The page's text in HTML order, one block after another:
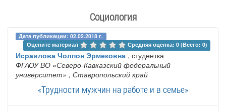
Социология
Дата публикации: 02.02.2018 г.
Оцените материал
Средняя оценка: 0 (Всего: 0)
Исраилова Чолпон Эрмековна , студентка
ФГАОУ ВО «Северо-Кавказский федеральный
университет» , Ставропольский край
«Трудности мужчин на работе и в семье»